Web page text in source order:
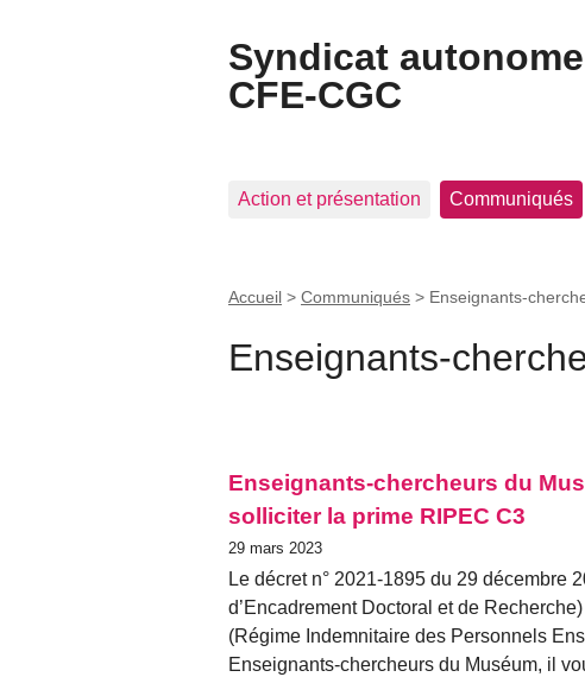
Syndicat
CFE-CGC
Action et présentation Communiqués
Accueil > Communiqués > Enseignants-
Enseignants-
Enseignants-chercheurs du
solliciter la prime RIPEC C3
29 mars 2023
Le décret n° 2021-1895 du 29 décembre
d’Encadrement Doctoral et de
(Régime Indemnitaire des Personnels
Enseignants-chercheurs du Muséum, il